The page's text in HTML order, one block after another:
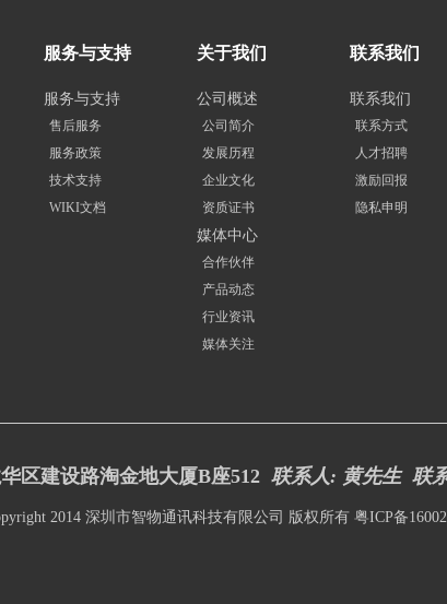
服务与支持
服务与支持
售后服务
服务政策
技术支持
WIKI文档
关于我们
公司概述
公司简介
发展历程
企业文化
资质证书
媒体中心
合作伙伴
产品动态
行业资讯
媒体关注
联系我们
联系我们
联系方式
人才招聘
激励回报
隐私申明
区建设路淘金地大厦B座512联系人: 黄先生 联
2014 深圳市智物通讯科技有限公司 版权所有 粤ICP备